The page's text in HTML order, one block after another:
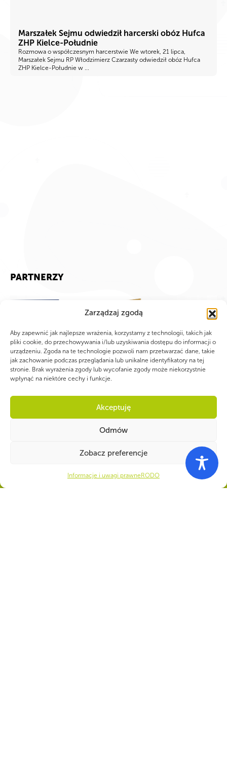
Zarządzaj zgodą
Aby zapewnić jak najlepsze wrażenia, korzystamy z technologii, takich jak
pliki cookie, do przechowywania i/lub uzyskiwania dostępu do informacji o
urządzeniu. Zgoda na te technologie pozwoli nam przetwarzać dane, takie
jak zachowanie podczas przeglądania lub unikalne identyfikatory na tej
stronie. Brak wyrażenia zgody lub wycofanie zgody może niekorzystnie
wpłynąć na niektóre cechy i funkcje.
Akceptuję
Odmów
Zobacz preferencje
Informacje i uwagi prawne RODO
Marszałek Sejmu odwiedził harcerski obóz Hufca
ZHP Kielce-Południe
Rozmowa o współczesnym harcerstwie We wtorek, 21 lipca,
Marszałek Sejmu RP Włodzimierz Czarzasty odwiedził obóz Hufca
ZHP Kielce-Południe w ...
PARTNERZY